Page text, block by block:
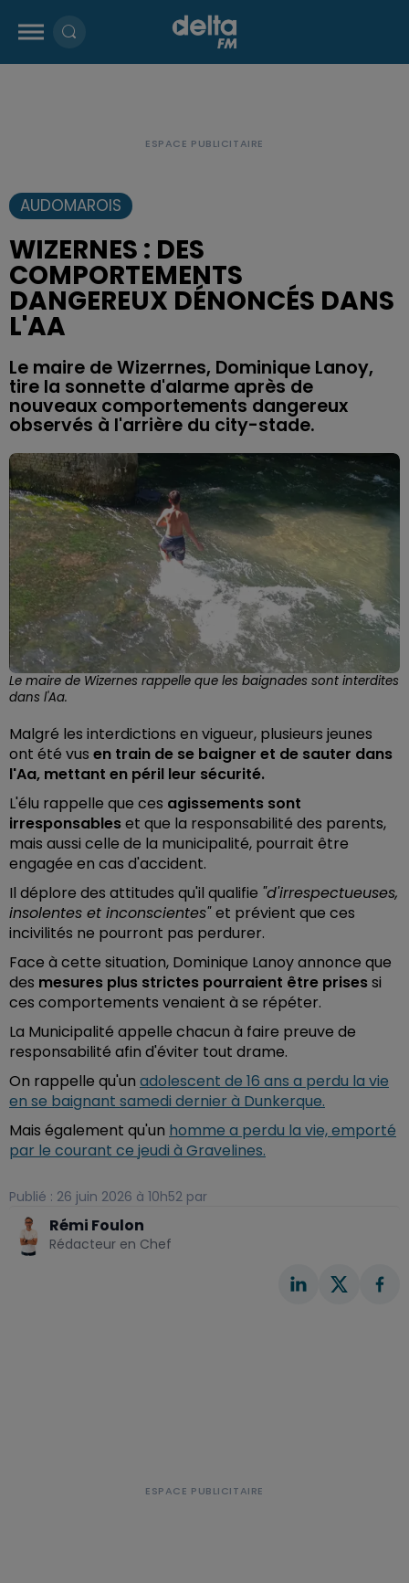
AUDOMAROIS
WIZERNES : DES
COMPORTEMENTS
DANGEREUX DÉNONCÉS DANS
L'AA
Le maire de Wizerrnes, Dominique Lanoy,
tire la sonnette d'alarme après de
nouveaux comportements dangereux
observés à l'arrière du city-stade.
Le maire de Wizernes rappelle que les baignades sont interdites
dans l'Aa.
Malgré les interdictions en vigueur, plusieurs jeunes
ont été vus en train de se baigner et de sauter dans
l'Aa, mettant en péril leur sécurité.
L'élu rappelle que ces agissements sont
irresponsableset que la responsabilité des parents,
mais aussi celle de la municipalité, pourrait être
engagée en cas d'accident.
Il déplore des attitudes qu'il qualifie "d'irrespectueuses,
insolentes et inconscientes"et prévient que ces
incivilités ne pourront pas perdurer.
Face à cette situation, Dominique Lanoy annonce que
des mesures plus strictes pourraient être prisessi
ces comportements venaient à se répéter.
La Municipalité appelle chacun à faire preuve de
responsabilité afin d'éviter tout drame.
On rappelle qu'un adolescent de 16 ans a perdu la vie
en se baignant samedi dernier à Dunkerque.
Mais également qu'un homme a perdu la vie, emporté
par le courant ce jeudi à Gravelines.
Publié : 26 juin 2026 à 10h52 par
Rémi Foulon
Rédacteur en Chef